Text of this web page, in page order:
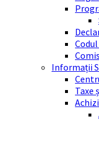
Informații
Taxe